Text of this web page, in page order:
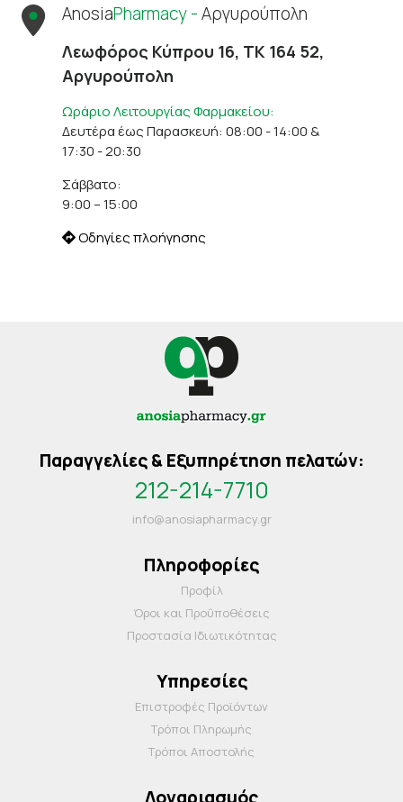
AnosiaPharmacy -Αργυρούπολη
Λεωφόρος Κύπρου 16, ΤΚ 164 52,
Αργυρούπολη
Ωράριο Λειτουργίας Φαρμακείου:
Δευτέρα έως Παρασκευή: 08:00 - 14:00 &
17:30 - 20:30
Σάββατο:
9:00 – 15:00
Οδηγίες πλοήγησης
Παραγγελίες & Εξυπηρέτηση πελατών:
212-214-7710
info@anosiapharmacy.gr
Πληροφορίες
Προφίλ
Όροι και Προΰποθέσεις
Προστασία Ιδιωτικότητας
Υπηρεσίες
Επιστροφές Προϊόντων
Τρόποι Πληρωμής
Τρόποι Αποστολής
Λογαριασμός